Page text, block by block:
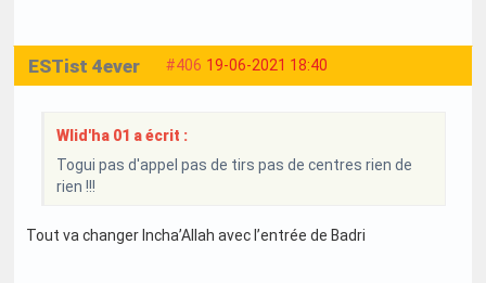
#406 19-06-2021 18:40
ESTist 4ever
Wlid'ha 01 a écrit :
Togui pas d'appel pas de tirs pas de centres rien de
rien !!!
Tout va changer Incha’Allah avec l’entrée de Badri